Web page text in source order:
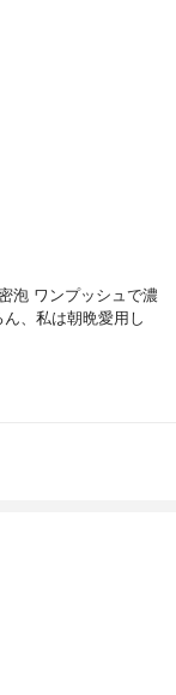
泡 ワンプッシュで濃
、私は朝晩愛用し